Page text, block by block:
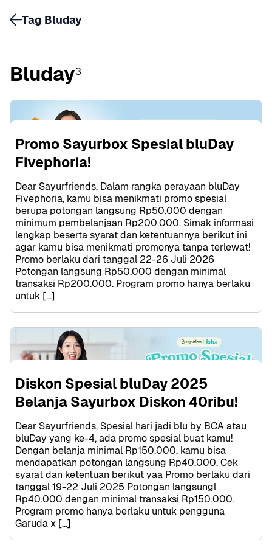
Bluday3
Promo Sayurbox Spesial bluDay
Fivephoria!
Dear Sayurfriends, Dalam rangka perayaan bluDay
Fivephoria, kamu bisa menikmati promo spesial
berupa potongan langsung Rp50.000 dengan
minimum pembelanjaan Rp200.000. Simak informasi
lengkap beserta syarat dan ketentuannya berikut ini
agar kamu bisa menikmati promonya tanpa terlewat!
Promo berlaku dari tanggal 22-26 Juli 2026
Potongan langsung Rp50.000 dengan minimal
transaksi Rp200.000. Program promo hanya berlaku
untuk […]
Diskon Spesial bluDay 2025
Belanja Sayurbox Diskon 40ribu!
Dear Sayurfriends, Spesial hari jadi blu by BCA atau
bluDay yang ke-4, ada promo spesial buat kamu!
Dengan belanja minimal Rp150.000, kamu bisa
mendapatkan potongan langsung Rp40.000. Cek
syarat dan ketentuan berikut yaa Promo berlaku dari
tanggal 19-22 Juli 2025 Potongan langsungl
Rp40.000 dengan minimal transaksi Rp150.000.
Program promo hanya berlaku untuk pengguna
Garuda x […]
Tag Bluday